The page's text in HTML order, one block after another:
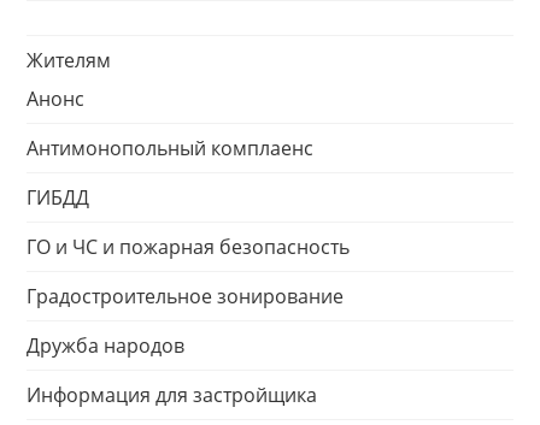
Жителям
Анонс
Антимонопольный комплаенс
ГИБДД
ГО и ЧС и пожарная безопасность
Градостроительное зонирование
Дружба народов
Информация для застройщика